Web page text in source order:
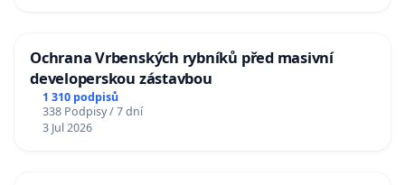
Ochrana Vrbenských rybníků před masivní
developerskou zástavbou
1 310 podpisů
338 Podpisy / 7 dní
3 Jul 2026